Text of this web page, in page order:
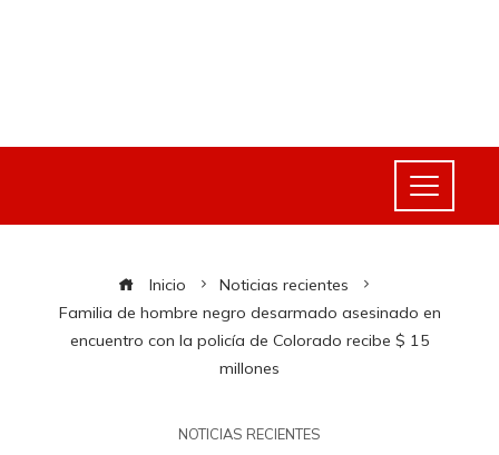
Inicio
Noticias recientes
Familia de hombre negro desarmado asesinado en
encuentro con la policía de Colorado recibe $ 15
millones
NOTICIAS RECIENTES